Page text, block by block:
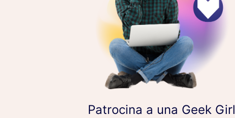
Patrocina a una Geek Girl